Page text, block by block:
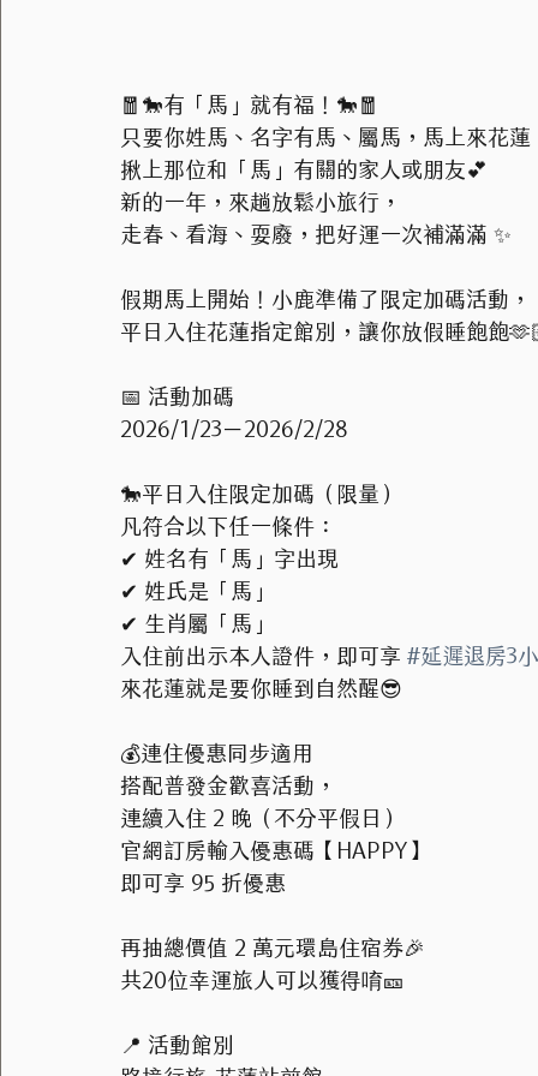
🧧🐎有「馬」就有福！🐎🧧
只要你姓馬、名字有馬、屬馬，馬上來花蓮
揪上那位和「馬」有關的家人或朋友💕
新的一年，來趟放鬆小旅行，
走春、看海、耍廢，把好運一次補滿滿 ✨
假期馬上開始！小鹿準備了限定加碼活動，
平日入住花蓮指定館別，讓你放假睡飽飽
📅 活動加碼
2026/1/23－2026/2/28
🐎平日入住限定加碼（限量）
凡符合以下任一條件：
✔ 姓名有「馬」字出現
✔ 姓氏是「馬」
✔ 生肖屬「馬」
入住前出示本人證件，即可享 #延遲退房3
來花蓮就是要你睡到自然醒😎
💰連住優惠同步適用
搭配普發金歡喜活動，
連續入住 2 晚（不分平假日）
官網訂房輸入優惠碼【HAPPY】
即可享 95 折優惠
再抽總價值 2 萬元環島住宿券🎉
共20位幸運旅人可以獲得唷🎫
📍 活動館別